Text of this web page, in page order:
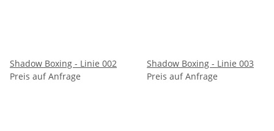
Shadow Boxing - Linie 002
Preis auf Anfrage
Shadow Boxing - Linie 003
Preis auf Anfrage